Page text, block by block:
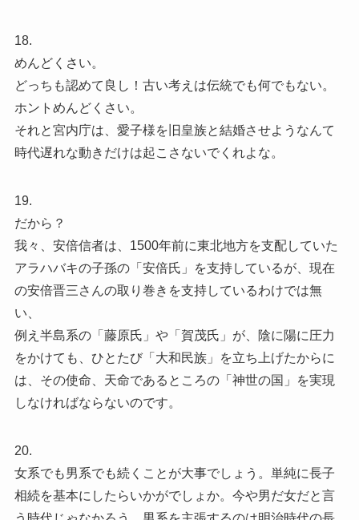
18.
めんどくさい。
どっちも認めて良し！古い考えは伝統でも何でもない。
ホントめんどくさい。
それと宮内庁は、愛子様を旧皇族と結婚させようなんて
時代遅れな動きだけは起こさないでくれよな。
19.
だから？
我々、安倍信者は、1500年前に東北地方を支配していた
アラハバキの子孫の「安倍氏」を支持しているが、現在
の安倍晋三さんの取り巻きを支持しているわけでは無
い、
例え半島系の「藤原氏」や「賀茂氏」が、陰に陽に圧力
をかけても、ひとたび「大和民族」を立ち上げたからに
は、その使命、天命であるところの「神世の国」を実現
しなければならないのです。
20.
女系でも男系でも続くことが大事でしょう。単純に長子
相続を基本にしたらいかがでしょか。今や男だ女だと言